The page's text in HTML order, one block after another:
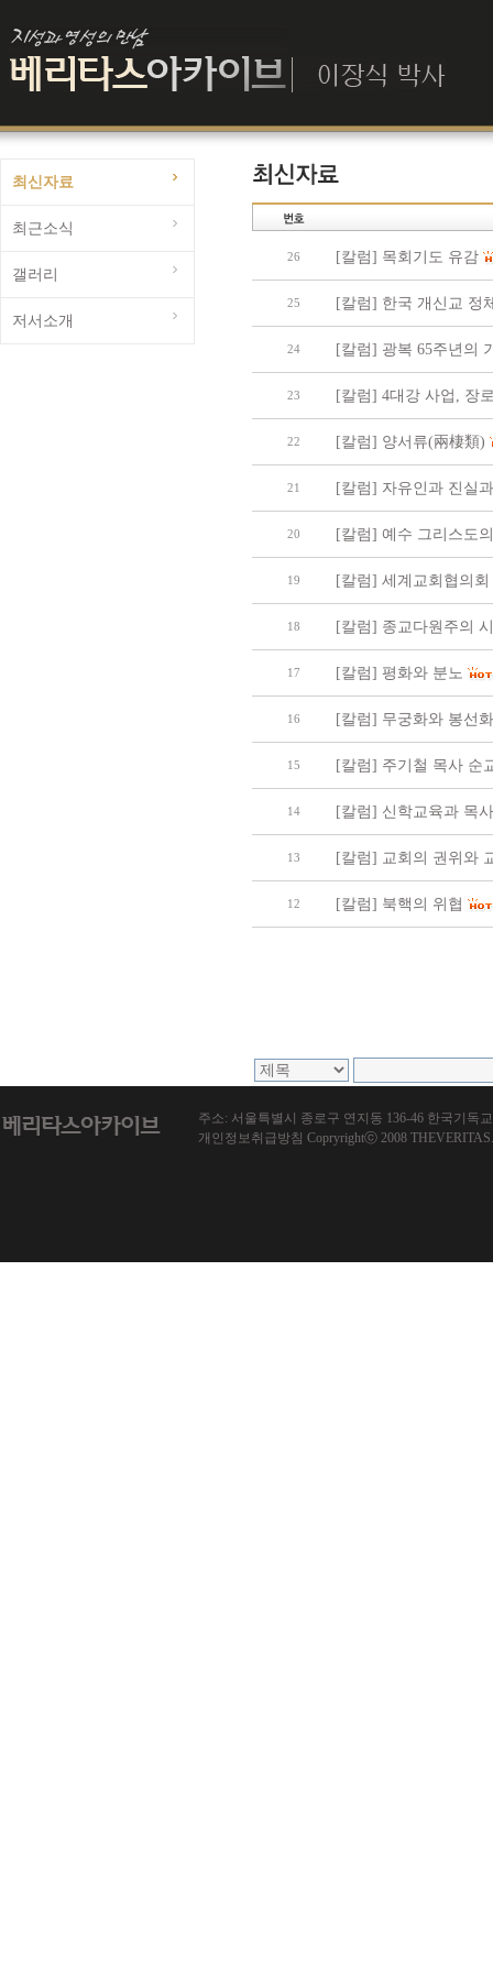
최신자료
최근소식
갤러리
저서소개
26 [칼럼] 목회기도 유감
25 [칼럼] 한국 개신교 정
24 [칼럼] 광복 65주년의
23 [칼럼] 4대강 사업, 장
22 [칼럼] 양서류(兩棲類)
21 [칼럼] 자유인과 진실
20 [칼럼] 예수 그리스도
19 [칼럼] 세계교회협의
18 [칼럼] 종교다원주의
17 [칼럼] 평화와 분노
16 [칼럼] 무궁화와 봉선화
15 [칼럼] 주기철 목사 순
14 [칼럼] 신학교육과 목
13 [칼럼] 교회의 권위와
12 [칼럼] 북핵의 위협
주소: 서울특별시 종로구 연지동 136-46 한국기독교
개인정보취급방침 Copryrightⓒ 2008